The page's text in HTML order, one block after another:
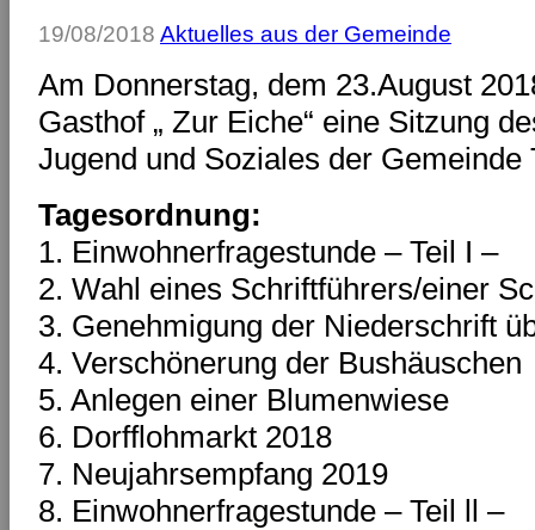
19/08/2018 Aktuelles aus der Gemeinde
Am Donnerstag, dem 23.August
Gasthof „ Zur Eiche“ eine Sitzung
Jugend und Soziales der Gemeinde
Tagesordnung:
1. Einwohnerfragestunde – Teil I –
2. Wahl eines Schriftführers/einer
3. Genehmigung der Niederschrift
4. Verschönerung der Bushäuschen
5. Anlegen einer Blumenwiese
6. Dorfflohmarkt 2018
7. Neujahrsempfang 2019
8. Einwohnerfragestunde – Teil ll –